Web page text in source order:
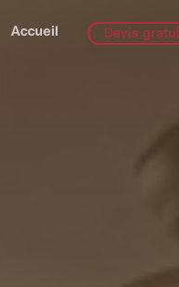
Accueil Devis